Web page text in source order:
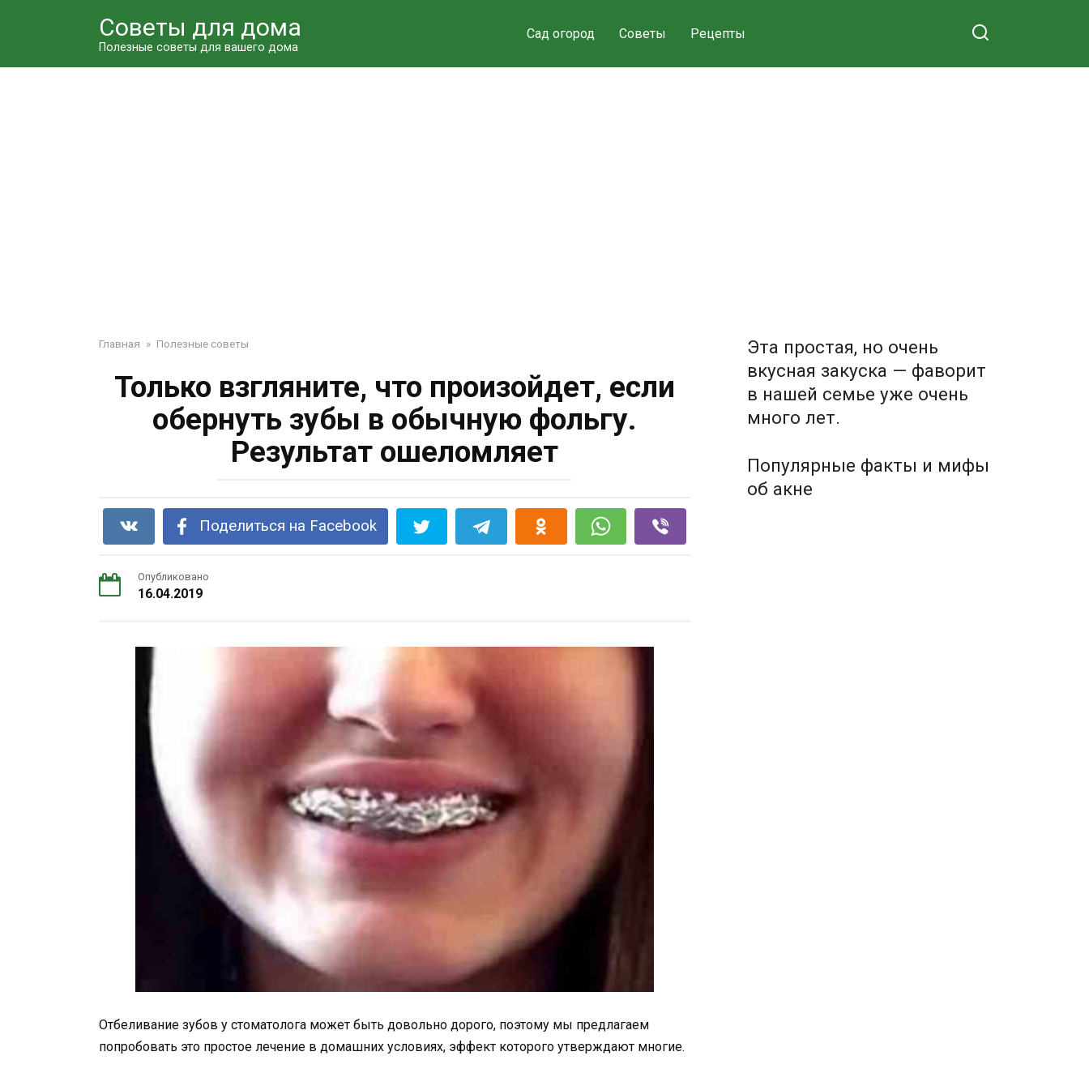
Советы для дома
Полезные советы для вашего дома
Сад огород Советы Рецепты
Главная » Полезные советы
Только взгляните, что произойдет, если
обернуть зубы в обычную фольгу.
Результат ошеломляет
Поделиться на Facebook
Опубликовано
16.04.2019
Отбеливание зубов у стоматолога может быть довольно дорого, поэтому мы предлагаем
попробовать это простое лечение в домашних условиях, эффект которого утверждают многие.
Эта простая, но очень
вкусная закуска — фаворит
в нашей семье уже очень
много лет.
Популярные факты и мифы
об акне